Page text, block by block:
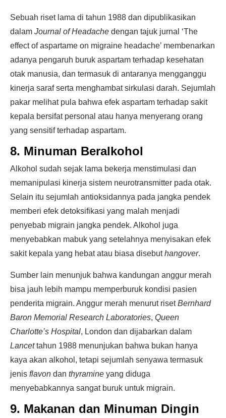
Sebuah riset lama di tahun 1988 dan dipublikasikan
dalam Journal of Headache dengan tajuk jurnal ‘The
effect of aspartame on migraine headache’ membenarkan
adanya pengaruh buruk aspartam terhadap kesehatan
otak manusia, dan termasuk di antaranya mengganggu
kinerja saraf serta menghambat sirkulasi darah. Sejumlah
pakar melihat pula bahwa efek aspartam terhadap sakit
kepala bersifat personal atau hanya menyerang orang
yang sensitif terhadap aspartam.
8. Minuman Beralkohol
Alkohol sudah sejak lama bekerja menstimulasi dan
memanipulasi kinerja sistem neurotransmitter pada otak.
Selain itu sejumlah antioksidannya pada jangka pendek
memberi efek detoksifikasi yang malah menjadi
penyebab migrain jangka pendek. Alkohol juga
menyebabkan mabuk yang setelahnya menyisakan efek
sakit kepala yang hebat atau biasa disebuthangover.
Sumber lain menunjuk bahwa kandungan anggur merah
bisa jauh lebih mampu memperburuk kondisi pasien
penderita migrain. Anggur merah menurut risetBernhard
Baron Memorial Research Laboratories, Queen
Charlotte’s Hospital, London dan dijabarkan dalam
Lancettahun 1988 menunjukan bahwa bukan hanya
kaya akan alkohol, tetapi sejumlah senyawa termasuk
jenis flavon dan thyramine yang diduga
menyebabkannya sangat buruk untuk migrain.
9. Makanan dan Minuman Dingin